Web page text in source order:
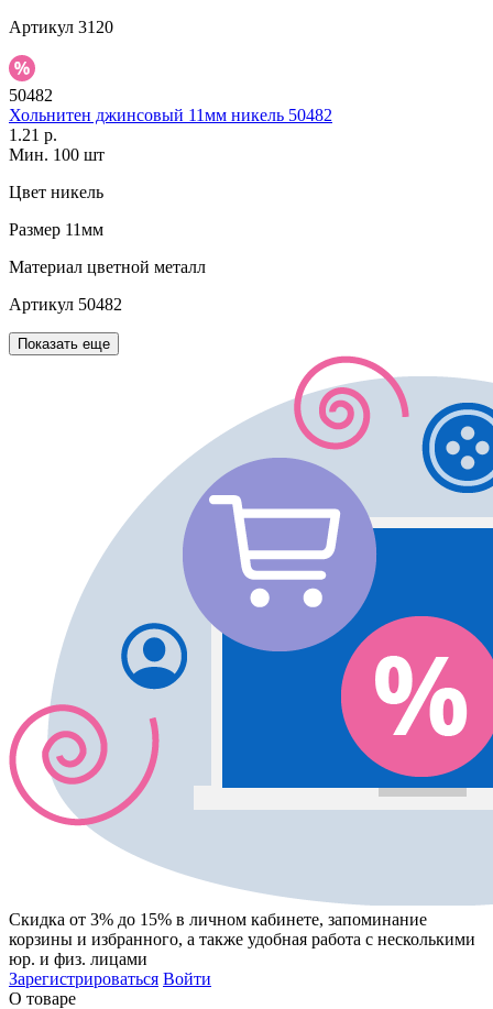
Артикул 3120
50482
Хольнитен джинсовый 11мм никель 50482
1.21 р.
Мин. 100 шт
Цвет никель
Размер 11мм
Материал цветной металл
Артикул 50482
Показать еще
Скидка от 3% до 15% в личном кабинете, запоминание
корзины и избранного, а также удобная работа с несколькими
юр. и физ. лицами
Зарегистрироваться Войти
О товаре